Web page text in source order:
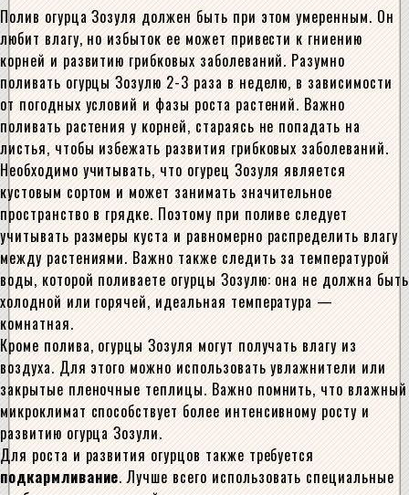
Полив огурца Зозуля должен быть при этом умеренным. Он
любит влагу, но избыток ее может привести к гниению
корней и развитию грибковых заболеваний. Разумно
поливать огурцы Зозулю 2-3 раза в неделю, в зависимости
от погодных условий и фазы роста растений. Важно
поливать растения у корней, стараясь не попадать на
листья, чтобы избежать развития грибковых заболеваний.
Необходимо учитывать, что огурец Зозуля является
кустовым сортом и может занимать значительное
пространство в грядке. Поэтому при поливе следует
учитывать размеры куста и равномерно распределить влагу
между растениями. Важно также следить за температурой
воды, которой поливаете огурцы Зозулю: она не должна быть
холодной или горячей, идеальная температура —
комнатная.
Кроме полива, огурцы Зозуля могут получать влагу из
воздуха. Для этого можно использовать увлажнители или
закрытые пленочные теплицы. Важно помнить, что влажный
микроклимат способствует более интенсивному росту и
развитию огурца Зозули.
Для роста и развития огурцов также требуется
подкармливание. Лучше всего использовать специальные